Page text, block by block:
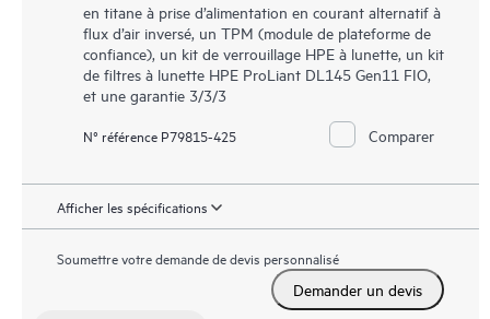
en titane à prise d’alimentation en courant alternatif à
flux d’air inversé, un TPM (module de plateforme de
confiance), un kit de verrouillage HPE à lunette, un kit
de filtres à lunette HPE ProLiant DL145 Gen11 FIO,
et une garantie 3/3/3
N° référence P79815-425 Comparer
Afficher les spécifications
Soumettre votre demande de devis personnalisé
Demander un devis